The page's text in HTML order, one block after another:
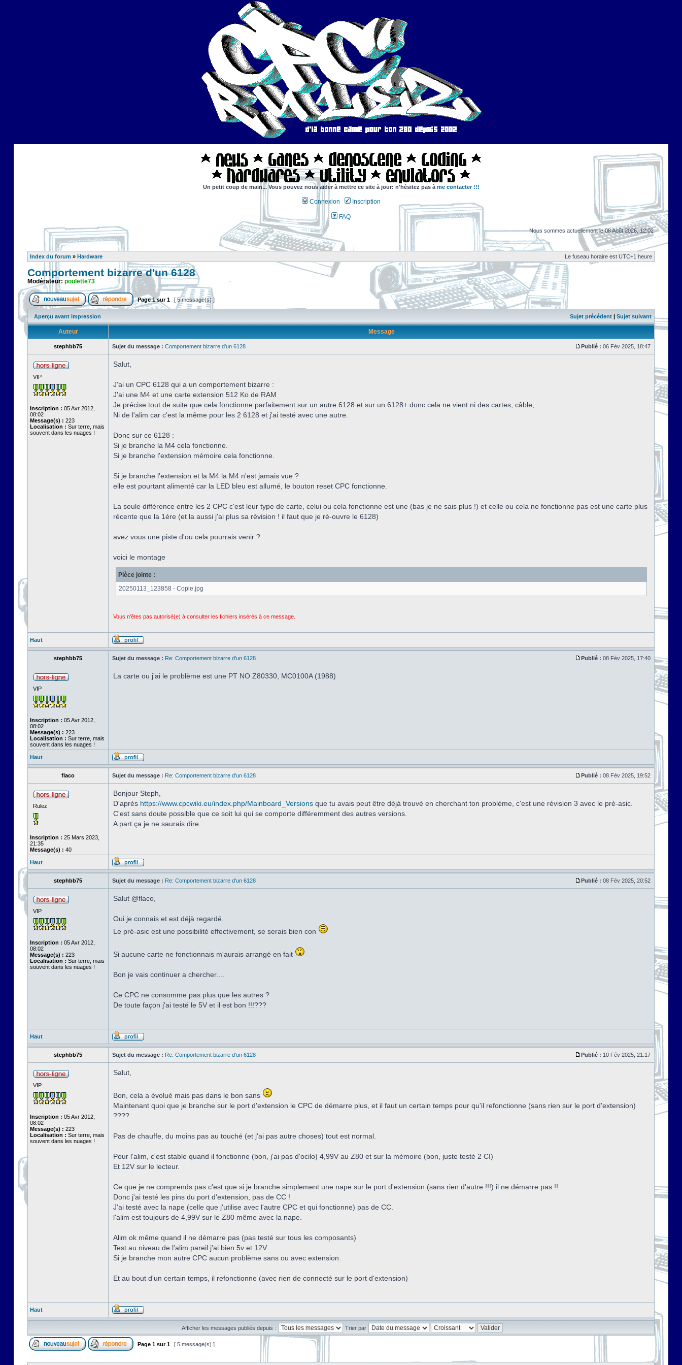
Un petit coup de main... Vous pouvez nous aider à mettre ce site à jour: n'hésitez pas à me contacter !!!
Connexion Inscription
FAQ
Nous sommes actuellement le 08 Août 2026, 12:02
Index du forum » Hardware Le fuseau horaire est UTC+1 heure
Comportement bizarre d'un 6128
Modérateur: poulette73
Page1sur1 [ 5 message(s) ]
Aperçu avant impression Sujet précédent | Sujet suivant
Auteur Message
stephbb75 Sujet du message : Comportement bizarre d'un 6128 Publié : 06 Fév 2025, 18:47
VIP
Inscription : 05 Avr 2012,
08:02
Message(s) : 223
Localisation : Sur terre, mais
souvent dans les nuages !
Salut,
J'ai un CPC 6128 qui a un comportement bizarre :
J'ai une M4 et une carte extension 512 Ko de RAM
Je précise tout de suite que cela fonctionne parfaitement sur un autre 6128 et sur un 6128+ donc cela ne vient ni des cartes, câble, ...
Ni de l'alim car c'est la même pour les 2 6128 et j'ai testé avec une autre.
Donc sur ce 6128 :
Si je branche la M4 cela fonctionne.
Si je branche l'extension mémoire cela fonctionne.
Si je branche l'extension et la M4 la M4 n'est jamais vue ?
elle est pourtant alimenté car la LED bleu est allumé, le bouton reset CPC fonctionne.
La seule différence entre les 2 CPC c'est leur type de carte, celui ou cela fonctionne est une (bas je ne sais plus !) et celle ou cela ne fonctionne pas est une carte plus
récente que la 1ére (et la aussi j'ai plus sa révision ! il faut que je ré-ouvre le 6128)
avez vous une piste d'ou cela pourrais venir ?
voici le montage
Pièce jointe :
20250113_123858 - Copie.jpg
Vous n’êtes pas autorisé(e) à consulter les fichiers insérés à ce message.
Haut
stephbb75 Sujet du message : Re: Comportement bizarre d'un 6128 Publié : 08 Fév 2025, 17:40
VIP
Inscription : 05 Avr 2012,
08:02
Message(s) : 223
Localisation : Sur terre, mais
souvent dans les nuages !
La carte ou j'ai le problème est une PT NO Z80330, MC0100A (1988)
Haut
flaco Sujet du message : Re: Comportement bizarre d'un 6128 Publié : 08 Fév 2025, 19:52
Rulez
Inscription : 25 Mars 2023,
21:35
Message(s) : 40
Bonjour Steph,
D'après https://www.cpcwiki.eu/index.php/Mainboard_Versions que tu avais peut être déjà trouvé en cherchant ton problème, c'est une révision 3 avec le pré-asic.
C'est sans doute possible que ce soit lui qui se comporte différemment des autres versions.
A part ça je ne saurais dire.
Haut
stephbb75 Sujet du message : Re: Comportement bizarre d'un 6128 Publié : 08 Fév 2025, 20:52
VIP
Inscription : 05 Avr 2012,
08:02
Message(s) : 223
Localisation : Sur terre, mais
souvent dans les nuages !
Salut @flaco,
Oui je connais et est déjà regardé.
Le pré-asic est une possibilité effectivement, se serais bien con
Si aucune carte ne fonctionnais m'aurais arrangé en fait
Bon je vais continuer a chercher....
Ce CPC ne consomme pas plus que les autres ?
De toute façon j'ai testé le 5V et il est bon !!!???
Haut
stephbb75 Sujet du message : Re: Comportement bizarre d'un 6128 Publié : 10 Fév 2025, 21:17
VIP
Inscription : 05 Avr 2012,
08:02
Message(s) : 223
Localisation : Sur terre, mais
souvent dans les nuages !
Salut,
Bon, cela a évolué mais pas dans le bon sans
Maintenant quoi que je branche sur le port d'extension le CPC de démarre plus, et il faut un certain temps pour qu'il refonctionne (sans rien sur le port d'extension)
????
Pas de chauffe, du moins pas au touché (et j'ai pas autre choses) tout est normal.
Pour l'alim, c'est stable quand il fonctionne (bon, j'ai pas d'ocilo) 4,99V au Z80 et sur la mémoire (bon, juste testé 2 CI)
Et 12V sur le lecteur.
Ce que je ne comprends pas c'est que si je branche simplement une nape sur le port d'extension (sans rien d'autre !!!) il ne démarre pas !!
Donc j'ai testé les pins du port d'extension, pas de CC !
J'ai testé avec la nape (celle que j'utilise avec l'autre CPC et qui fonctionne) pas de CC.
l'alim est toujours de 4,99V sur le Z80 même avec la nape.
Alim ok même quand il ne démarre pas (pas testé sur tous les composants)
Test au niveau de l'alim pareil j'ai bien 5v et 12V
Si je branche mon autre CPC aucun problème sans ou avec extension.
Et au bout d'un certain temps, il refonctionne (avec rien de connecté sur le port d'extension)
Haut
Afficher les messages publiés depuis : Trier par
Page 1 sur1 [ 5 message(s) ]